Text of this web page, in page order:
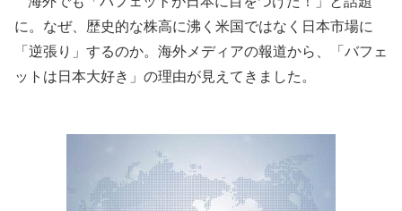
に。なぜ、歴史的な株高に沸く米国ではなく日本市場に
「逆張り」するのか。海外メディアの報道から、「バフェ
ットは日本大好き」の理由が見えてきました。